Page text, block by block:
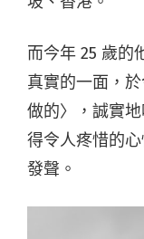
而今年 25 歲的
真實的一面，
做的〉，誠實
得令人疼惜的
發聲。